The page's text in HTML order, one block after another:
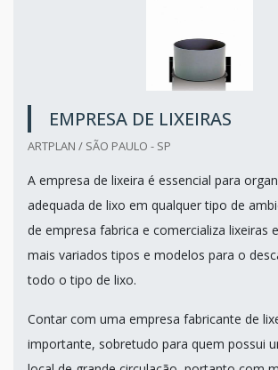
EMPRESA DE LIXEIRAS
ARTPLAN / SÃO PAULO - SP
A empresa de lixeira é essencial para
adequada de lixo em qualquer tipo de
de empresa fabrica e comercializa lixeiras
mais variados tipos e modelos para o
todo o tipo de lixo.
Contar com uma empresa fabricante de
importante, sobretudo para quem possui